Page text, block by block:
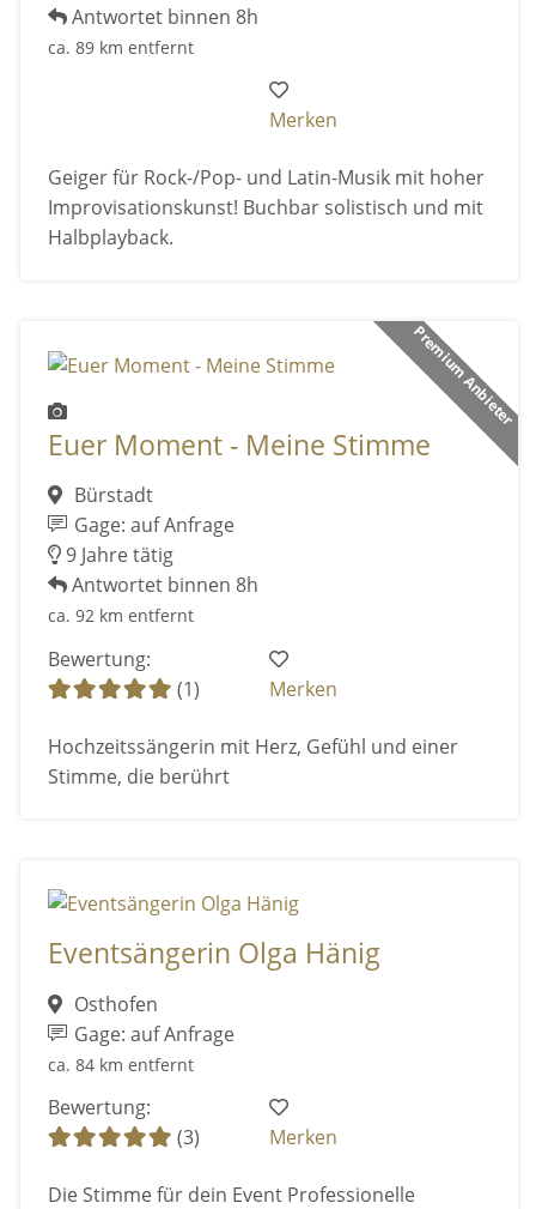
Antwortet binnen 8h
ca. 89 km entfernt
Merken
Geiger für Rock-/Pop- und Latin-Musik mit hoher
Improvisationskunst! Buchbar solistisch und mit
Halbplayback.
Premium Anbieter
Euer Moment - Meine Stimme
Bürstadt
Gage: auf Anfrage
9 Jahre tätig
Antwortet binnen 8h
ca. 92 km entfernt
Bewertung:
(1)
Merken
Hochzeitssängerin mit Herz, Gefühl und einer
Stimme, die berührt
Eventsängerin Olga Hänig
Osthofen
Gage: auf Anfrage
ca. 84 km entfernt
Bewertung:
(3)
Merken
Die Stimme für dein Event Professionelle